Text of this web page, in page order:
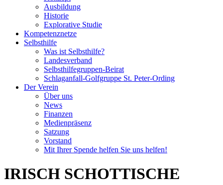
Ausbildung
Historie
Explorative Studie
Kompetenznetze
Selbsthilfe
Was ist Selbsthilfe?
Landesverband
Selbsthilfegruppen-Beirat
Schlaganfall-Golfgruppe St. Peter-Ording
Der Verein
Über uns
News
Finanzen
Medienpräsenz
Satzung
Vorstand
Mit Ihrer Spende helfen Sie uns helfen!
IRISCH SCHOTTISCHE